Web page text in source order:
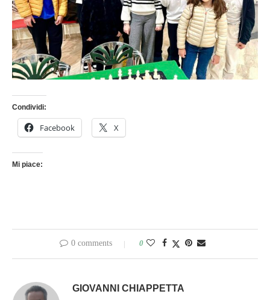
Condividi:
Facebook X
Mi piace:
0 comments 0
GIOVANNI CHIAPPETTA